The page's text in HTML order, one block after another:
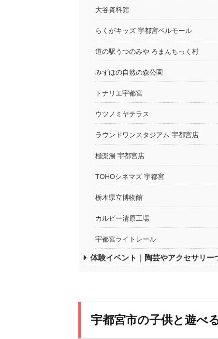
大谷資料館
らくがキッズ 宇都宮ベルモール
道の駅うつのみや ろまんちっく村
みずほの自然の森公園
トナリエ宇都宮
ウツノミヤテラス
ラウンドワンスタジアム 宇都宮店
極楽湯 宇都宮店
TOHOシネマズ 宇都宮
栃木県立博物館
カルビー清原工場
宇都宮ライトレール
体験イベント｜陶芸やアクセサリー
宇都宮市の子供と遊べ